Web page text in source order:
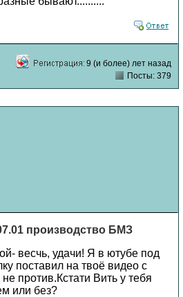
9 (и более) лет назад
Посты: 379
производство БМЗ
весчь, удачи! Я в ютубе под
поставил на твоё видео с
против.Кстати Вить у тебя
или без?